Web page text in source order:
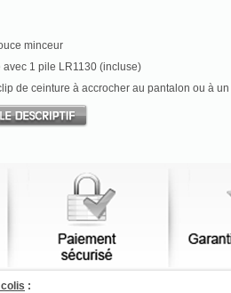
:
minceur
avec 1 pile LR1130 (incluse)
de ceinture à accrocher au pantalon ou à